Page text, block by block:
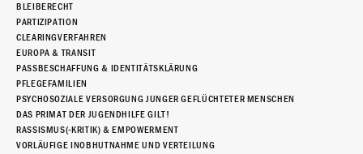
BLEIBERECHT
PARTIZIPATION
CLEARINGVERFAHREN
EUROPA & TRANSIT
PASSBESCHAFFUNG & IDENTITÄTSKLÄRUNG
PFLEGEFAMILIEN
PSYCHOSOZIALE VERSORGUNG JUNGER GEFLÜCHTETER MENSCHEN
DAS PRIMAT DER JUGENDHILFE GILT!
RASSISMUS(-KRITIK) & EMPOWERMENT
VORLÄUFIGE INOBHUTNAHME UND VERTEILUNG